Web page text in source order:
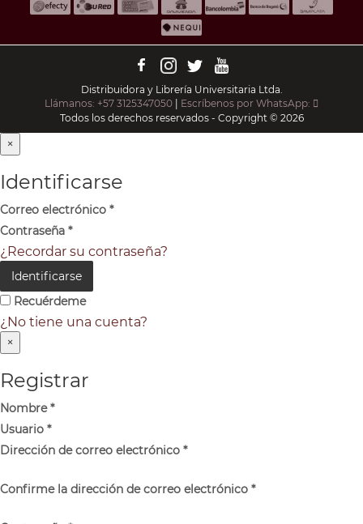
Distribuidora y Librería Universitaria Ltda.
Llámanos: +57 3125347050 | Escríbenos por WhatsApp:
Todos los derechos reservados - Copyright © 2026
×
Identificarse
Correo electrónico *
Contraseña *
¿Recordar su contraseña?
Identificarse
Recuérdeme
¿No tiene una cuenta?
×
Registrar
Nombre*
Usuario *
Dirección de correo electrónico *
Confirme la dirección de correo electrónico *